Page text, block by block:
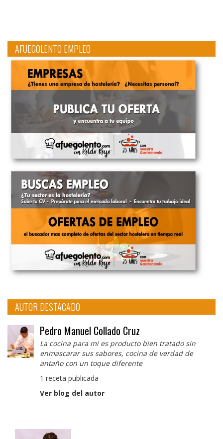
AFUEGOLENTO EMPLEO
AUTOR DESTACADO
Pedro Manuel Collado Cruz
La cocina para mi es producto bien tratado sin
enmascarar sus sabores, cocina de verdad de
antaño con un toque diferente
1 receta publicada
Ver blog del autor